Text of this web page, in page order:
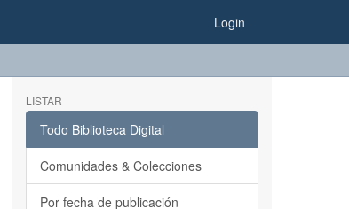
Login
LISTAR
Todo Biblioteca Digital
Comunidades & Colecciones
Por fecha de publicación